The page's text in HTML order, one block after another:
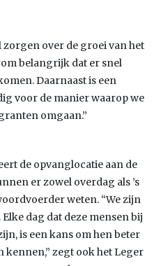
zorgen over de groei van het
belangrijk dat er snel
Daarnaast is een
voor de manier waarop we
omgaan.”
de opvanglocatie aan de
er zowel overdag als ’s
weten. “We zijn
dag dat deze mensen bij
is een kans om hen beter
kennen,” zegt ook het Leger